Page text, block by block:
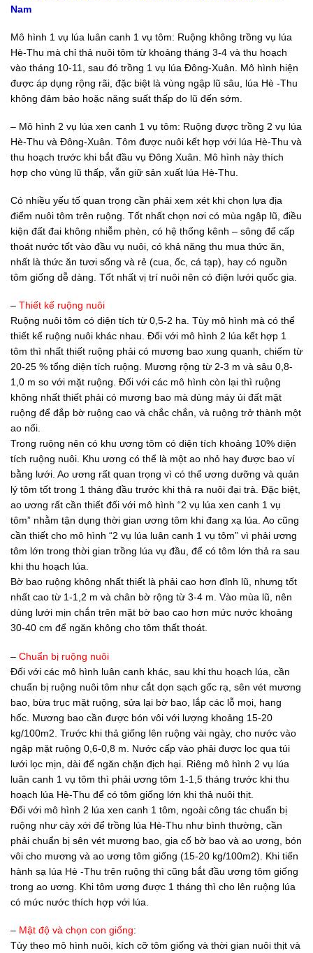
Nam
Mô hình 1 vụ lúa luân canh 1 vụ tôm: Ruộng không trồng vụ lúa
Hè-Thu mà chỉ thả nuôi tôm từ khoảng tháng 3-4 và thu hoạch
vào tháng 10-11, sau đó trồng 1 vụ lúa Đông-Xuân. Mô hình hiện
được áp dụng rộng rãi, đặc biệt là vùng ngập lũ sâu, lúa Hè -Thu
không đảm bảo hoặc năng suất thấp do lũ đến sớm.
– Mô hình 2 vụ lúa xen canh 1 vụ tôm: Ruộng được trồng 2 vụ lúa
Hè-Thu và Đông-Xuân. Tôm được nuôi kết hợp với lúa Hè-Thu và
thu hoạch trước khi bắt đầu vụ Đông Xuân. Mô hình này thích
hợp cho vùng lũ thấp, vẫn giữ sản xuất lúa Hè-Thu.
Có nhiều yếu tố quan trọng cần phải xem xét khi chọn lựa địa
điểm nuôi tôm trên ruộng. Tốt nhất chọn nơi có mùa ngập lũ, điều
kiện đất đai không nhiễm phèn, có hệ thống kênh – sông để cấp
thoát nước tốt vào đầu vụ nuôi, có khả năng thu mua thức ăn,
nhất là thức ăn tươi sống và rẻ (cua, ốc, cá tạp), hay có nguồn
tôm giống dễ dàng. Tốt nhất vị trí nuôi nên có điện lưới quốc gia.
– Thiết kế ruộng nuôi
Ruộng nuôi tôm có diện tích từ 0,5-2 ha. Tùy mô hình mà có thể
thiết kế ruộng nuôi khác nhau. Đối với mô hình 2 lúa kết hợp 1
tôm thì nhất thiết ruộng phải có mương bao xung quanh, chiếm từ
20-25 % tổng diện tích ruộng. Mương rộng từ 2-3 m và sâu 0,8-
1,0 m so với mặt ruộng. Đối với các mô hình còn lại thì ruộng
không nhất thiết phải có mương bao mà dùng máy ủi đất mặt
ruộng để đắp bờ ruộng cao và chắc chắn, và ruộng trở thành một
ao nổi.
Trong ruộng nên có khu ương tôm có diện tích khoảng 10% diện
tích ruộng nuôi. Khu ương có thể là một ao nhỏ hay được bao ví
bằng lưới. Ao ương rất quan trọng vì có thể ương dưỡng và quản
lý tôm tốt trong 1 tháng đầu trước khi thả ra nuôi đại trà. Đặc biệt,
ao ương rất cần thiết đối với mô hình “2 vụ lúa xen canh 1 vụ
tôm” nhằm tận dụng thời gian ương tôm khi đang xạ lúa. Ao cũng
cần thiết cho mô hình “2 vụ lúa luân canh 1 vụ tôm” vì phải ương
tôm lớn trong thời gian trồng lúa vụ đầu, để có tôm lớn thả ra sau
khi thu hoạch lúa.
Bờ bao ruộng không nhất thiết là phải cao hơn đỉnh lũ, nhưng tốt
nhất cao từ 1-1,2 m và chân bờ rộng từ 3-4 m. Vào mùa lũ, nên
dùng lưới mịn chắn trên mặt bờ bao cao hơn mức nước khoảng
30-40 cm để ngăn không cho tôm thất thoát.
– Chuẩn bị ruộng nuôi
Đối với các mô hình luân canh khác, sau khi thu hoạch lúa, cần
chuẩn bị ruộng nuôi tôm như cắt dọn sạch gốc rạ, sên vét mương
bao, bừa trục mặt ruộng, sửa lại bờ bao, lắp các lỗ mọi, hang
hốc. Mương bao cần được bón vôi với lượng khoảng 15-20
kg/100m2. Trước khi thả giống lên ruộng vài ngày, cho nước vào
ngập mặt ruộng 0,6-0,8 m. Nước cấp vào phải được lọc qua túi
lưới lọc mịn, dài để ngăn chặn địch hại. Riêng mô hình 2 vụ lúa
luân canh 1 vụ tôm thì phải ương tôm 1-1,5 tháng trước khi thu
hoạch lúa Hè-Thu để có tôm giống lớn khi thả nuôi thịt.
Đối với mô hình 2 lúa xen canh 1 tôm, ngoài công tác chuẩn bị
ruộng như cày xới để trồng lúa Hè-Thu như bình thường, cần
phải chuẩn bị sên vét mương bao, gia cố bờ bao và ao ương, bón
vôi cho mương và ao ương tôm giống (15-20 kg/100m2). Khi tiến
hành sạ lúa Hè -Thu trên ruộng thì cũng bắt đầu ương tôm giống
trong ao ương. Khi tôm ương được 1 tháng thì cho lên ruộng lúa
có mức nước thích hợp với lúa.
– Mật độ và chọn con giống:
Tùy theo mô hình nuôi, kích cỡ tôm giống và thời gian nuôi thịt và